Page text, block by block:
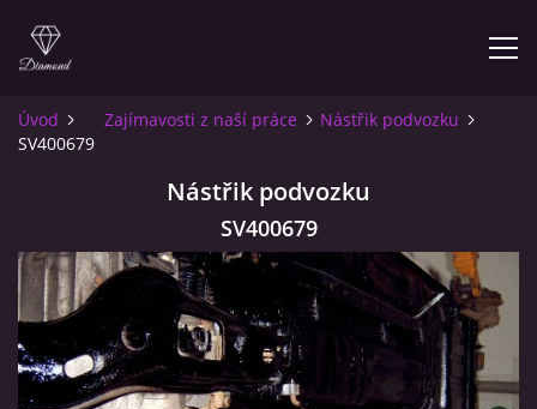
ÚVOD
INFO PRO ZÁKAZNÍKY
KONTAKT
Úvod Zajímavosti z naší práce
Nástřik podvozku
SV400679
Nástřik podvozku
SV400679